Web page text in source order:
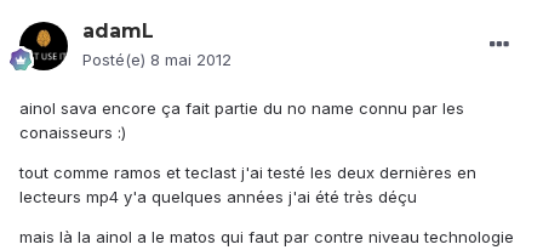
adamL
Posté(e) 8 mai 2012
ainol sava encore ça fait partie du no name connu par les
conaisseurs :)
tout comme ramos et teclast j'ai testé les deux dernières en
lecteurs mp4 y'a quelques années j'ai été très déçu
mais là la ainol a le matos qui faut par contre niveau technologie